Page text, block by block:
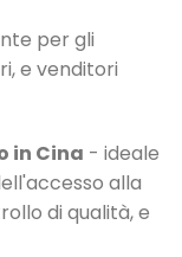
per gli
e venditori
in Cina - ideale
alla
di qualità, e